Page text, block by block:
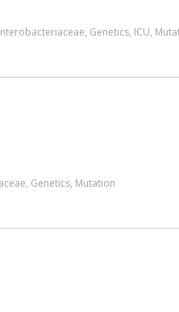
, Genetics, ICU,
, Genetics, Mutation